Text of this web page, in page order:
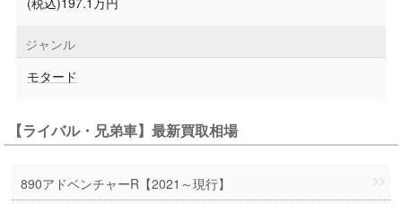
ジャンル
モタード
【ライバル・兄弟車】最新買取相場
890アドベンチャーR【2021～現行】